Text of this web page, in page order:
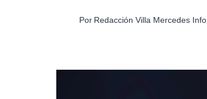
Por Redacción Villa Mercedes Info